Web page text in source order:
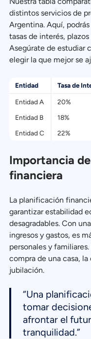
distintos servicios de
Argentina. Aquí,
tasas de interés,
Asegúrate de estudiar
elegir la que mejor se
Entidad Tasa de
Entidad A 20%
Entidad B
18%
Entidad C
22%
Importancia
financiera
La planificación
garantizar estabilidad
desagradables. Con
ingresos y gastos, es
personales y
compra de una casa,
jubilación.
“Una
tomar
afrontar el
tranquilidad.”